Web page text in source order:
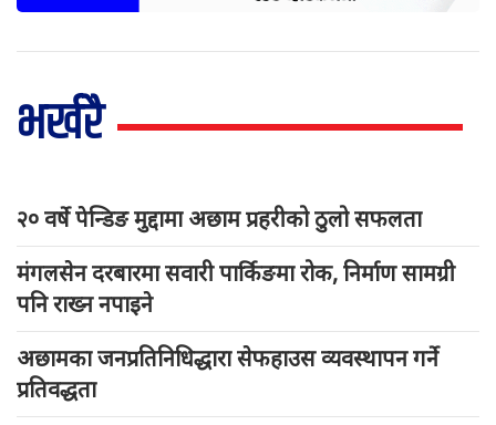
भर्खरै
२० वर्षे पेन्डिङ मुद्दामा अछाम प्रहरीको ठुलो सफलता
मंगलसेन दरबारमा सवारी पार्किङमा रोक, निर्माण सामग्री
पनि राख्न नपाइने
अछामका जनप्रतिनिधिद्धारा सेफहाउस व्यवस्थापन गर्ने
प्रतिवद्धता